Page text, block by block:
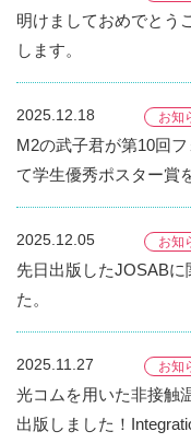
明けましておめでとう
します。
2025.12.18 お知
M2の武子君が第10回
て学生優秀ポスター賞
2025.12.05 お知
先日出版したJOSAB
た。
2025.11.27 お知
光コムを用いた非接触
出版しました！